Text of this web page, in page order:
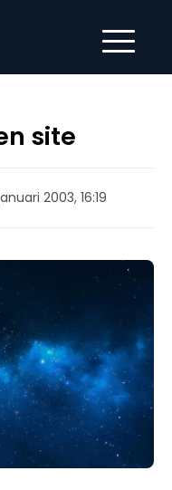
site
2003, 16:19